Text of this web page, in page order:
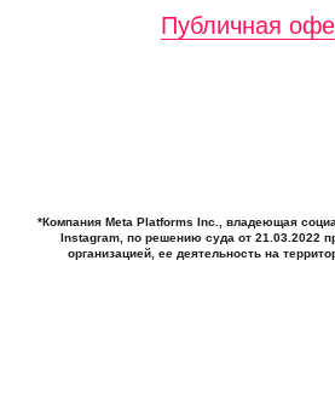
*Компания Meta Platforms Inc., владеющая
Instagram, по решению суда от 21.03.2022
организацией, ее деятельность на